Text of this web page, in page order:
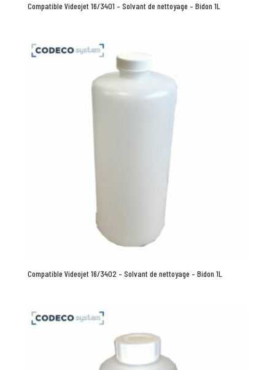
Compatible Videojet 16/3401 – Solvant de nettoyage – Bidon 1L
Compatible Videojet 16/3402 – Solvant de nettoyage – Bidon 1L